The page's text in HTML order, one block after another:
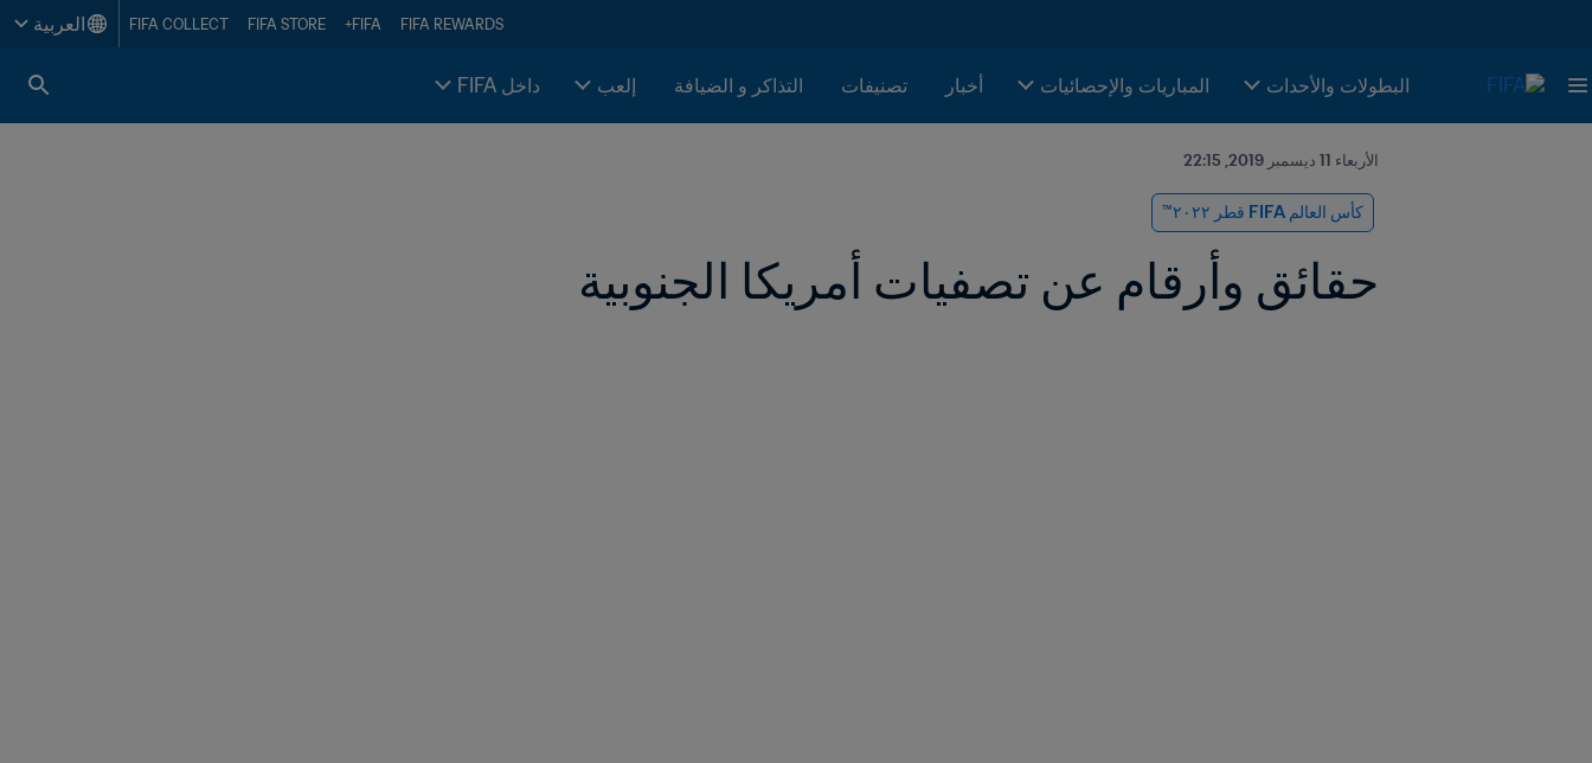
FIFA REWARDS
FIFA+
FIFA STORE
FIFA COLLECT العربية
البطولات والأحدات المباريات والإحصائيات أخبار تصنيفات التذاكر و الضيافة إلعب داخل FIFA
الأربعاء 11 ديسمبر 2019, 22:15
كأس العالم FIFA قطر ٢٠٢٢™
حقائق وأرقام عن تصفيات أمريكا الجنوبية